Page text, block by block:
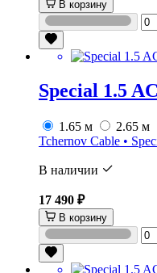
В корзину
Special 1.5
1.65 м
2.65 м
Tchernov Cable •
В наличии
17 490 ₽
В корзину